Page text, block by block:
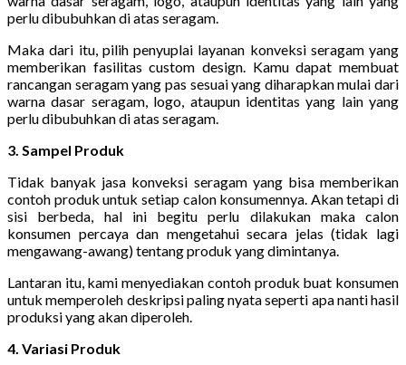
perlu dibubuhkan di atas seragam.
Maka dari itu, pilih penyuplai layanan konveksi seragam yang
memberikan fasilitas custom design. Kamu dapat membuat
rancangan seragam yang pas sesuai yang diharapkan mulai dari
warna dasar seragam, logo, ataupun identitas yang lain yang
perlu dibubuhkan di atas seragam.
3. Sampel Produk
Tidak banyak jasa konveksi seragam yang bisa memberikan
contoh produk untuk setiap calon konsumennya. Akan tetapi di
sisi berbeda, hal ini begitu perlu dilakukan maka calon
konsumen percaya dan mengetahui secara jelas (tidak lagi
mengawang-awang) tentang produk yang dimintanya.
Lantaran itu, kami menyediakan contoh produk buat konsumen
untuk memperoleh deskripsi paling nyata seperti apa nanti hasil
produksi yang akan diperoleh.
4. Variasi Produk